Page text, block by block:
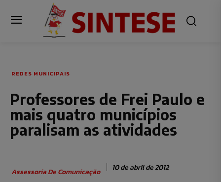
REDES MUNICIPAIS
Professores de Frei Paulo e
mais quatro municípios
paralisam as atividades
Assessoria De Comunicação 10 de abril de 2012